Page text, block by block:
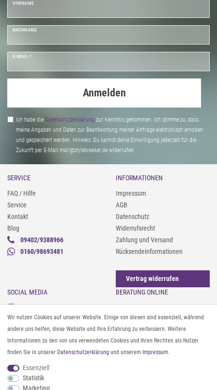
VORNAME
NACHNAME
E-MAIL *
Anmelden
Ich habe die Daten­schutz­erklärung zur Kenntnis genommen. Ich stimme zu, dass
meine Angaben und Daten zur Beantwortung meiner Anfrage elektronisch erhoben
und gespeichert werden. Hinweis: Du kannst deine Einwilligung jederzeit für die
Zukunft per E-Mail mail@stylebreaker.de widerrufen
SERVICE
FAQ / Hilfe
Service
Kontakt
Blog
09402/9388966
0160/98693481
INFORMATIONEN
Impressum
AGB
Datenschutz
Widerrufsrecht
Zahlung und Versand
Rücksendeinformationen
Vertrag widerrufen
SOCIAL MEDIA
Instagram
Facebook
Pinterest
Twitter
Youtube
Threads
BERATUNG ONLINE
Gürtel messen & kürzen
Sonnenbrillen & UV-Schutz
Textilpflege
Textil- und Material-Guide
Geldbörse richtig organisieren
Wir nutzen Cookies auf unserer Website. Einige von diesen sind essenziell, während
andere uns helfen, diese Website und Ihre Erfahrung zu verbessern. Weitere
Informationen zu den von uns verwendeten Cookies und Ihren Rechten als Nutzer
finden Sie in unserer Daten­schutz­erklärung und unserem Impressum.
Essenziell
Statistik
Marketing